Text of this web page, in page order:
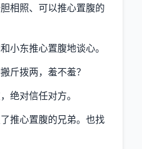
相照、可以推心置腹的
小东推心置腹地谈心。
斤拨两，羞不羞？
绝对信任对方。
推心置腹的兄弟。也找